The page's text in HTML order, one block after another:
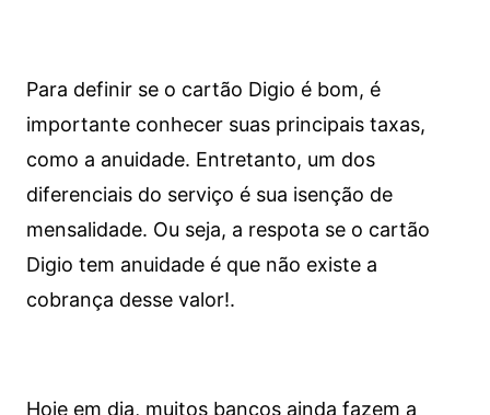
Para definir se o cartão Digio é bom, é
importante conhecer suas principais taxas,
como a anuidade. Entretanto, um dos
diferenciais do serviço é sua isenção de
mensalidade. Ou seja, a respota se o cartão
Digio tem anuidade é que não existe a
cobrança desse valor!.
Hoje em dia, muitos bancos ainda fazem a